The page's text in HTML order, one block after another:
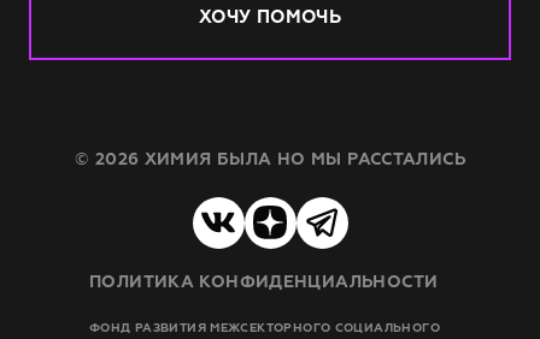
ХОЧУ ПОМОЧЬ
© 2026 ХИМИЯ БЫЛА НО МЫ РАССТАЛИСЬ
ПОЛИТИКА КОНФИДЕНЦИАЛЬНОСТИ
ФОНД РАЗВИТИЯ МЕЖСЕКТОРНОГО СОЦИАЛЬНОГО